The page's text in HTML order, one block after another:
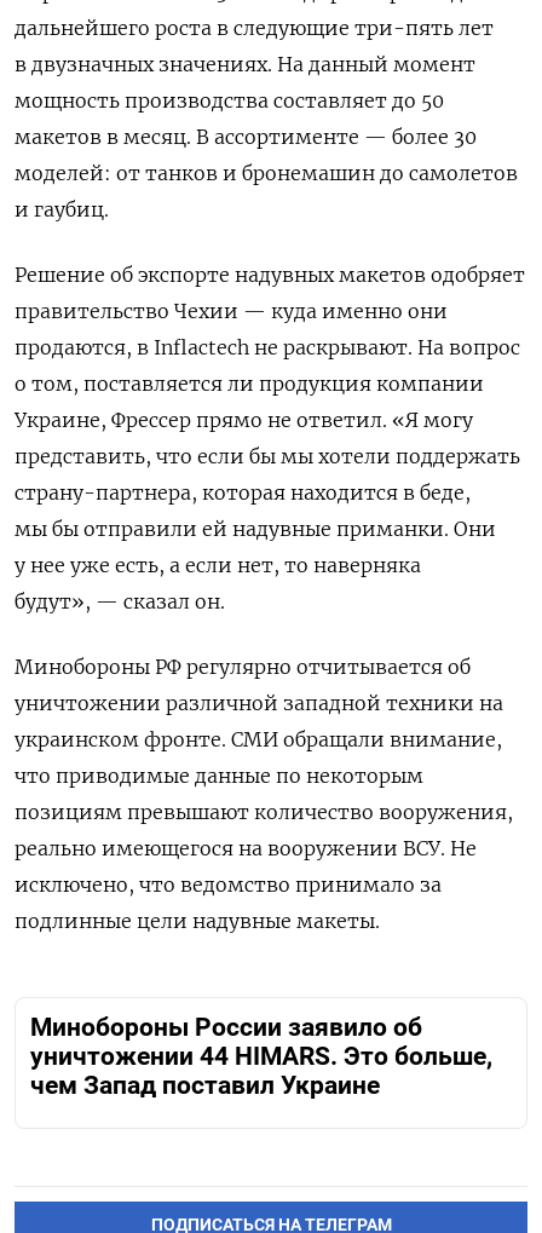
дальнейшего роста в следующие три-пять лет
в двузначных значениях. На данный момент
мощность производства составляет до 50
макетов в месяц. В ассортименте — более 30
моделей: от танков и бронемашин до самолетов
и гаубиц.
Решение об экспорте надувных макетов одобряет
правительство Чехии — куда именно они
продаются, в Inflactech не раскрывают. На вопрос
о том, поставляется ли продукция компании
Украине, Фрессер прямо не ответил. «Я могу
представить, что если бы мы хотели поддержать
страну-партнера, которая находится в беде,
мы бы отправили ей надувные приманки. Они
у нее уже есть, а если нет, то наверняка
будут», — сказал он.
Минобороны РФ регулярно отчитывается об
уничтожении различной западной техники на
украинском фронте. СМИ обращали внимание,
что приводимые данные по некоторым
позициям превышают количество вооружения,
реально имеющегося на вооружении ВСУ. Не
исключено, что ведомство принимало за
подлинные цели надувные макеты.
Минобороны России заявило об
уничтожении 44 HIMARS. Это больше,
чем Запад поставил Украине
ПОДПИСАТЬСЯ НА ТЕЛЕГРАМ